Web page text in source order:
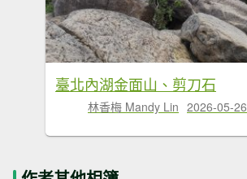
臺北內湖金面山、剪刀石
林香梅 Mandy Lin 2026-05-26